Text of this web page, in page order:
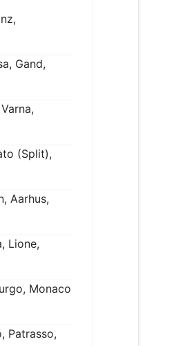
Gand,
(Split),
Aarhus,
Lione,
Monaco
Patrasso,